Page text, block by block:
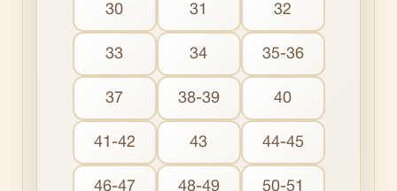
30 31 32
33 34 35-36
37 38-39 40
41-42 43 44-45
46-47 48-49 50-51